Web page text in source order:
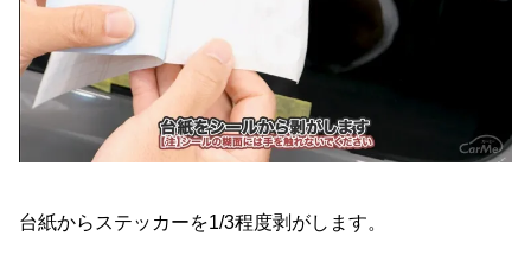
台紙からステッカーを1/3程度剥がします。